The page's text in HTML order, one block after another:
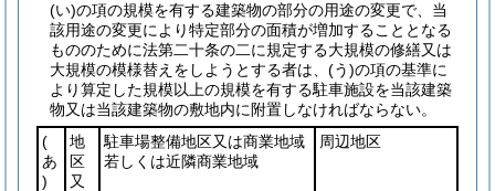
(い)の項の規模を有する建築物の部分の用途の変更で、当
該用途の変更により特定部分の面積が増加することとなる
もののために法第二十条の二に規定する大規模の修繕又は
大規模の模様替えをしようとする者は、 (う)の項の基準に
より算定した規模以上の規模を有する駐車施設を当該建築
物又は当該建築物の敷地内に附置しなければならない。
(
あ
)
地
区
又
駐車場整備地区又は商業地域
若しくは近隣商業地域
周辺地区